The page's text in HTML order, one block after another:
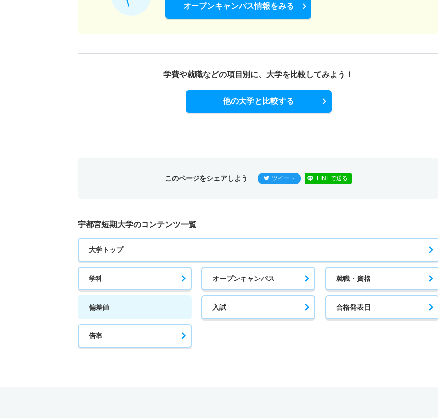
オープンキャンパス情報をみる
学費や就職などの項目別に、 大学を比較してみよう！
他の大学と比較する
このページをシェアしよう ツイート LINEで送る
宇都宮短期大学のコンテンツ一覧
大学トップ
学科 オープンキャンパス 就職・資格
偏差値 入試 合格発表日
倍率